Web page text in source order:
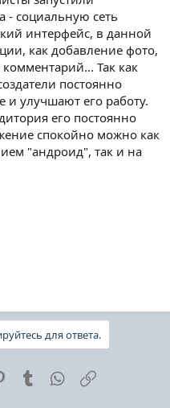
- социальную сеть
интерфейс, в данной
как добавление фото,
Так как
постоянно
и улучшают его работу.
его постоянно
спокойно можно как
"андроид", так и на
для ответа.
PinterestTumblr WhatsApp